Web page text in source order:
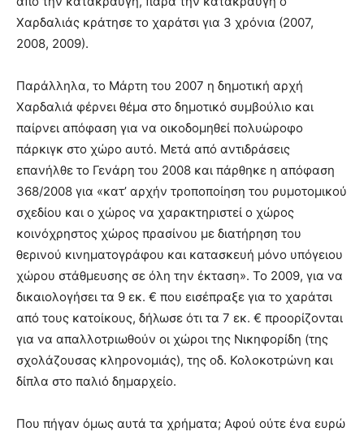
Χαρδαλιάς κράτησε το χαράτσι για 3 χρόνια (2007,
2008, 2009).
Παράλληλα, το Μάρτη του 2007 η δημοτική αρχή
Χαρδαλιά φέρνει θέμα στο δημοτικό συμβούλιο και
παίρνει απόφαση για να οικοδομηθεί πολυώροφο
πάρκιγκ στο χώρο αυτό. Μετά από αντιδράσεις
επανήλθε το Γενάρη του 2008 και πάρθηκε η απόφαση
368/2008 για «κατ’ αρχήν τροποποίηση του ρυμοτομικού
σχεδίου και ο χώρος να χαρακτηριστεί ο χώρος
κοινόχρηστος χώρος πρασίνου με διατήρηση του
θερινού κινηματογράφου και κατασκευή μόνο υπόγειου
χώρου στάθμευσης σε όλη την έκταση». Το 2009, για να
δικαιολογήσει τα 9 εκ. € που εισέπραξε για το χαράτσι
από τους κατοίκους, δήλωσε ότι τα 7 εκ. € προορίζονται
για να απαλλοτριωθούν οι χώροι της Νικηφορίδη (της
σχολάζουσας κληρονομιάς), της οδ. Κολοκοτρώνη και
δίπλα στο παλιό δημαρχείο.
Που πήγαν όμως αυτά τα χρήματα; Αφού ούτε ένα ευρώ